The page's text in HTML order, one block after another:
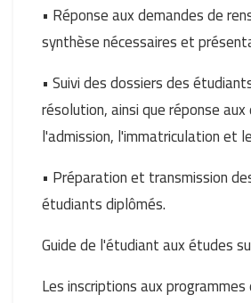
• Réponse aux demandes de
synthèse nécessaires et
• Suivi des dossiers des
résolution, ainsi que réponse
l'admission, l'immatriculation et
• Préparation et transmission
étudiants diplômés.
Guide de l'étudiant aux études
Les inscriptions aux